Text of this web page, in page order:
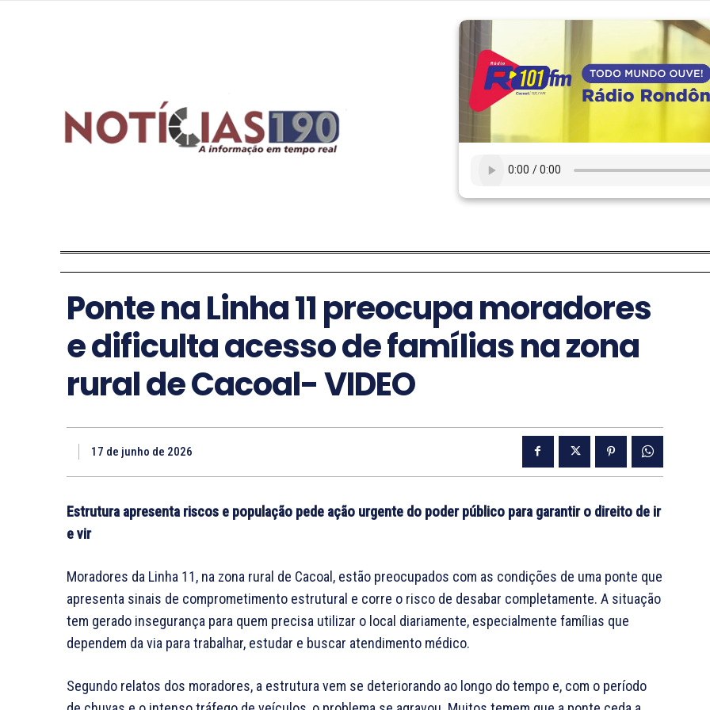
Ponte na Linha 11 preocupa moradores
e dificulta acesso de famílias na zona
rural de Cacoal- VIDEO
17 de junho de 2026
Estrutura apresenta riscos e população pede ação urgente do poder público para garantir o direito de ir
e vir
Moradores da Linha 11, na zona rural de Cacoal, estão preocupados com as condições de uma ponte que
apresenta sinais de comprometimento estrutural e corre o risco de desabar completamente. A situação
tem gerado insegurança para quem precisa utilizar o local diariamente, especialmente famílias que
dependem da via para trabalhar, estudar e buscar atendimento médico.
Segundo relatos dos moradores, a estrutura vem se deteriorando ao longo do tempo e, com o período